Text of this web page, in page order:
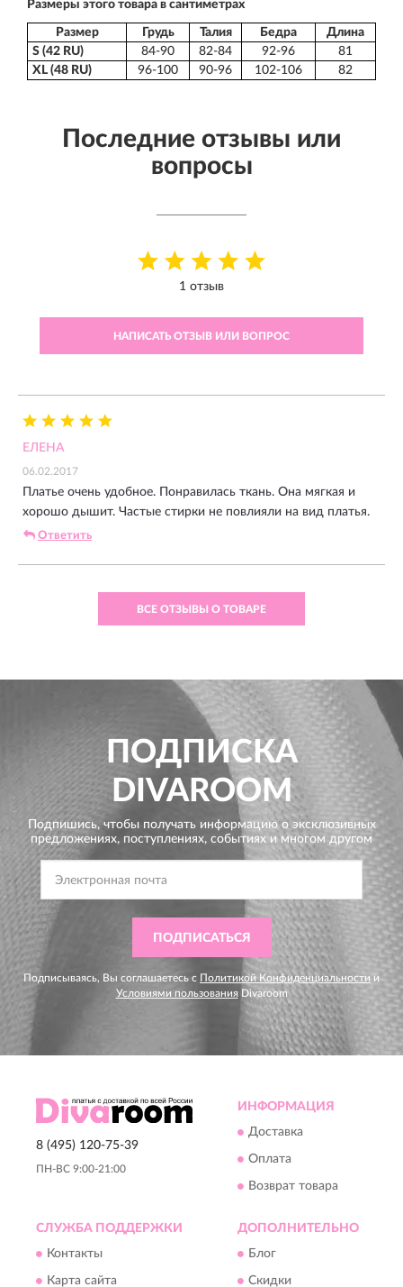
Размеры этого товара в сантиметрах
Размер Грудь Талия Бедра
Длина
S (42 RU)
84-90 82-84 92-96
81
XL (48 RU)
96-100 90-96 102-106 82
Последние отзывы или
вопросы
1 отзыв
НАПИСАТЬ ОТЗЫВ ИЛИ ВОПРОС
ЕЛЕНА
06.02.2017
Платье очень удобное. Понравилась ткань. Она мягкая и
хорошо дышит. Частые стирки не повлияли на вид платья.
Ответить
ВСЕ ОТЗЫВЫ О ТОВАРЕ
ПОДПИСКА
DIVAROOM
Подпишись, чтобы получать информацию о эксклюзивных
предложениях, поступлениях, событиях и многом другом
ПОДПИСАТЬСЯ
Подписываясь, Вы соглашаетесь с Политикой Конфиденциальности и
Условиями пользования Divaroom
8 (495) 120-75-39
ПН-ВС 9:00-21:00
ИНФОРМАЦИЯ
Доставка
Оплата
Возврат товара
СЛУЖБА ПОДДЕРЖКИ
Контакты
Карта сайта
ДОПОЛНИТЕЛЬНО
Блог
Скидки